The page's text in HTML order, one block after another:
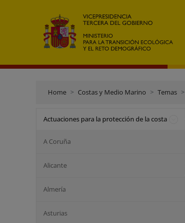
Home Costas y Medio Marino Temas
Actuaciones para la protección de la costa
A Coruña
Alicante
Almería
Asturias